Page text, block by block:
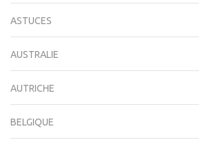
ASTUCES
AUSTRALIE
AUTRICHE
BELGIQUE